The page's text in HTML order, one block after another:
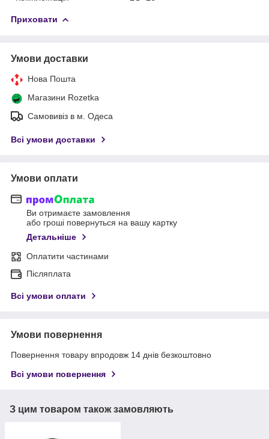
Приховати
Умови доставки
Нова Пошта
Магазини Rozetka
Самовивіз в м. Одеса
Всі умови доставки
Умови оплати
Ви отримаєте замовлення
або гроші повернуться на вашу картку
Детальніше
Оплатити частинами
Післяплата
Всі умови оплати
Умови повернення
Повернення товару впродовж 14 днів безкоштовно
Всі умови повернення
З цим товаром також замовляють